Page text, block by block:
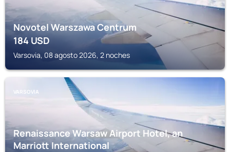
Novotel Warszawa Centrum
184USD
Varsovia, 08 agosto 2026, 2 noches
VARSOVIA
Renaissance Warsaw Airport Hotel, an
Marriott International